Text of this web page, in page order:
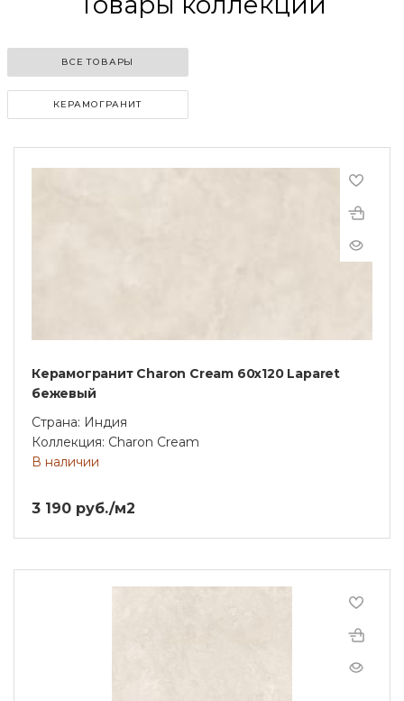
ВСЕ ТОВАРЫ
КЕРАМОГРАНИТ
Керамогранит Charon Cream 60х120 Laparet
бежевый
Страна: Индия
Коллекция: Charon Cream
В наличии
3 190 руб./м2